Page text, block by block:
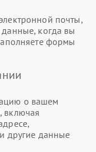
почты,
когда вы
формы
о вашем
включая
другие данные